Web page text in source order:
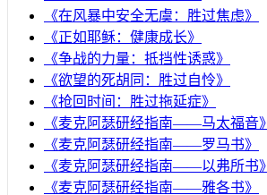
《在风暴中安全无虞：胜过焦虑》
《正如耶稣：健康成长》
《争战的力量：抵挡性诱惑》
《欲望的死胡同：胜过自怜》
《抢回时间：胜过拖延症》
《麦克阿瑟研经指南——马太福音》
《麦克阿瑟研经指南——罗马书》
《麦克阿瑟研经指南——以弗所书》
《麦克阿瑟研经指南——雅各书》